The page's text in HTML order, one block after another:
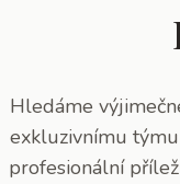
Hledáme
exkluzivnímu
profesionální